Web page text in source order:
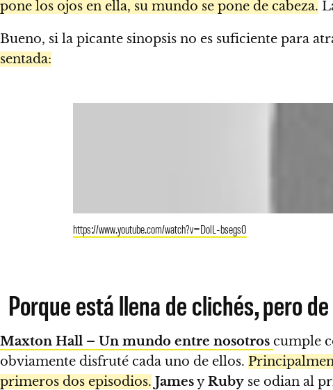
pone los ojos en ella, su mundo se pone de cabeza.
Bueno, si la picante sinopsis no es suficiente para
sentada:
https://www.youtube.com/watch?v=DolL-bsegs0
Porque está llena de clichés, pero
Maxton Hall – Un mundo entre nosotros cumple
obviamente disfruté cada uno de ellos.
primeros dos episodios. JamesyRuby se odian al